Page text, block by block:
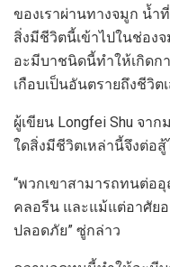
ของเราผ่านทางจมูก น้ำ
สิ่งมีชีวิตนี้เข้าไปในช่อง
อะมีบาชนิดนี้ทำให้เกิดก
เกือบเป็นอันตรายถึงชีวิต
ผู้เขียน Longfei Shu จา
ใดสิ่งมีชีวิตเหล่านี้จึงต่อสู้
“พวกเขาสามารถทนต่อ
คลอรีน และแม้แต่อาศัย
ปลอดภัย” ซู่กล่าว